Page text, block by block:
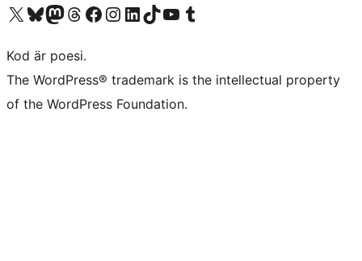
Besök vår X-konto (f.d. Twitter)
Besök vårt Bluesky-konto
Besök vårt Mastodon-konto
Besök vårt Thread-konto
Besök vår Facebook-sidaBesök vårt Instagram-konto
Besök vårt LinkedIn-konto
Besök vårt TikTok-konto
Besök vår YouTube-kanalBesök vårt Tumblr-konto
Kod är poesi.
The WordPress® trademark is the intellectual property
of the WordPress Foundation.